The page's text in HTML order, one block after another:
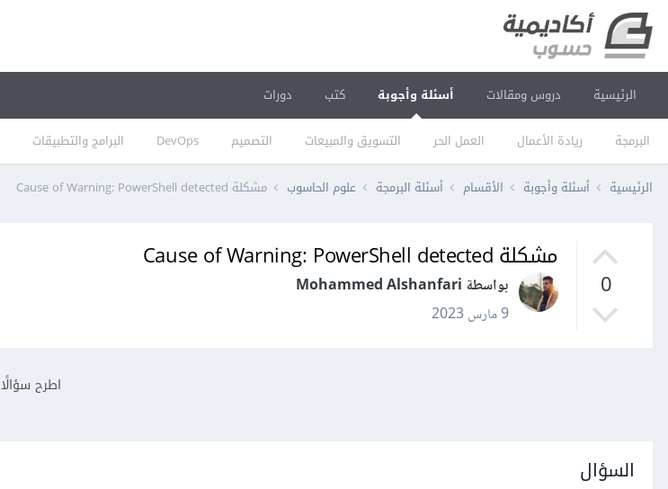
الرئيسية دروس ومقالات أسئلة وأجوبة
البرمجة ريادة الأعمال العمل الحر التسويق والمبيعات التصميم DevOps البرامج والتطبيقات
كتب دورات
الرئيسية أسئلة وأجوبة الأقسام أسئلة البرمجة علوم الحاسوب مشكلة Cause of Warning: PowerShell detected
0
مشكلة Cause of Warning: PowerShell detected
بواسطة Mohammed Alshanfari
9 مارس 2023
اطرح سؤالًا
السؤال